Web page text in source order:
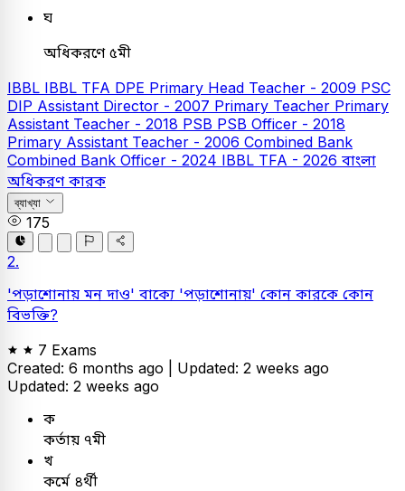
ঘ
অধিকরণে ৫মী
IBBL IBBL TFA DPE Primary Head Teacher - 2009 PSC
DIP Assistant Director - 2007 Primary Teacher Primary
Assistant Teacher - 2018 PSB PSB Officer - 2018
Primary Assistant Teacher - 2006 Combined Bank
Combined Bank Officer - 2024 IBBL TFA - 2026 বাংলা
অধিকরণ কারক
ব্যাখ্যা
175
2.
'পড়াশোনায় মন দাও' বাক্যে 'পড়াশোনায়' কোন কারকে কোন
বিভক্তি?
7 Exams
Created: 6 months ago | Updated: 2 weeks ago
Updated: 2 weeks ago
ক
কর্তায় ৭মী
খ
কর্মে ৪র্থী